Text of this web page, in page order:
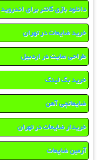
دانلود بازی کانتر برای اندروید
خرید ضایعات در تهران
طراحی سایت در اردبیل
خرید بک لینک
ضایعاتچی آهن
خریدار ضایعات در تهران
آرمین ضایعات